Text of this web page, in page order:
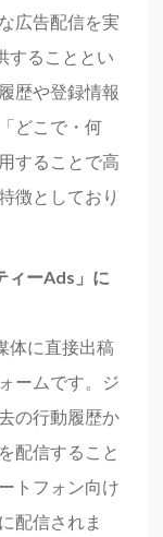
広告配信を実
することとい
歴や登録情報
どこで・何
することで高
徴としており
ィーAds」に
体に直接出稿
ームです。ジ
の行動履歴か
配信すること
トフォン向け
配信されま